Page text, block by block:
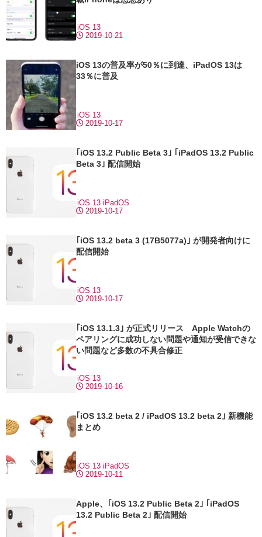
2019-10-21
iOS 13
iOS 13の普及率が50％に到達、iPadOS 13は
33％に普及
2019-10-17
iOS 13
｢iOS 13.2 Public Beta 3｣ ｢iPadOS 13.2 Public
Beta 3｣ 配信開始
2019-10-17
iOS 13 iPadOS
｢iOS 13.2 beta 3 (17B5077a)｣ が開発者向けに
配信開始
2019-10-17
iOS 13
｢iOS 13.1.3｣ が正式リリース Apple Watchの
ペアリングに成功しない問題や通知が受信できな
い問題など多数の不具合修正
2019-10-16
iOS 13
｢iOS 13.2 beta 2 / iPadOS 13.2 beta 2｣ 新機能
まとめ
2019-10-11
iOS 13 iPadOS
Apple、｢iOS 13.2 Public Beta 2｣ ｢iPadOS
13.2 Public Beta 2｣ 配信開始